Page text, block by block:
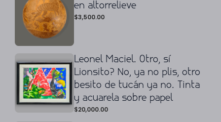
en altorrelieve
$3,500.00
Leonel Maciel. Otro, sí
Lionsito? No, ya no plis, otro
besito de tucán ya no. Tinta
y acuarela sobre papel
$20,000.00